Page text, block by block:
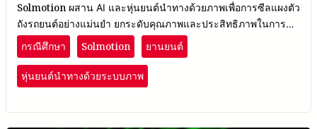
Solmotion ผสาน AI และหุ่นยนต์นำทางด้วยภาพเพื่อการซีลแผงตัว
ถังรถยนต์อย่างแม่นยำ ยกระดับคุณภาพและประสิทธิภาพในการ
ผลิตยานยนต์
กรณีศึกษา Solmotion ยานยนต์
หุ่นยนต์นำทางด้วยระบบภาพ